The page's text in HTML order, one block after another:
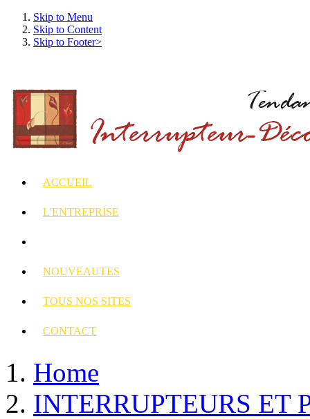
Skip to Menu
Skip to Content
Skip to Footer>
ACCUEIL
L'ENTREPRISE
NOUVEAUTES
TOUS NOS SITES
CONTACT
Home
INTERRUPTEURS ET